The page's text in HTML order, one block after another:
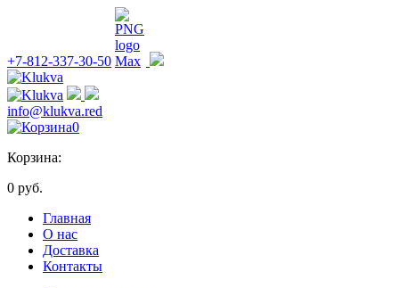
+7-812-337-30-50
info@klukva.red
0
Корзина:
0 руб.
Главная
О нас
Доставка
Контакты